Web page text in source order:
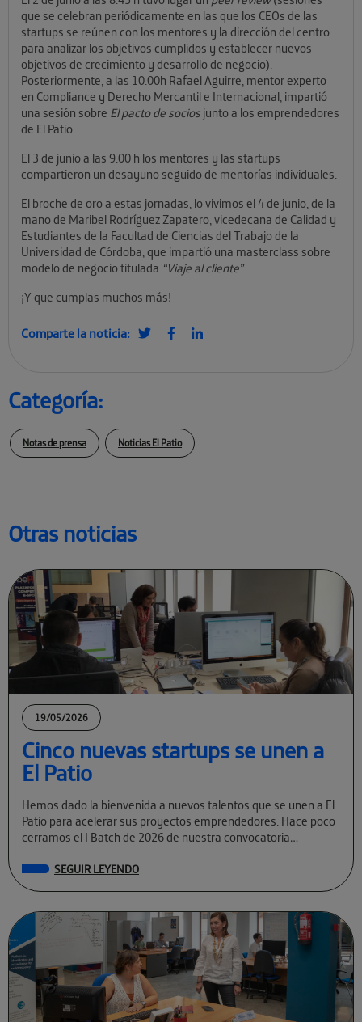
Otras noticias
19/05/2026
Cinco nuevas startups se unen a
El Patio
Hemos dado la bienvenida a nuevos talentos que se unen a El
Patio para acelerar sus proyectos emprendedores. Hace poco
cerramos el I Batch de 2026 de nuestra convocatoria
SEGUIR LEYENDO
que se celebran periódicamente en las que los CEOs de las
startups se reúnen con los mentores y la dirección del centro
para analizar los objetivos cumplidos y establecer nuevos
objetivos de crecimiento y desarrollo de negocio).
Posteriormente, a las 10.00h Rafael Aguirre, mentor experto
en Compliance y Derecho Mercantil e Internacional, impartió
una sesión sobre El pacto de socios junto a los emprendedores
de El Patio.
El 3 de junio a las 9.00 h los mentores y las startups
compartieron un desayuno seguido de mentorías individuales.
El broche de oro a estas jornadas, lo vivimos el 4 de junio, de la
mano de Maribel Rodríguez Zapatero, vicedecana de Calidad y
Estudiantes de la Facultad de Ciencias del Trabajo de la
Universidad de Córdoba, que impartió una masterclass sobre
modelo de negocio titulada “Viaje al cliente”.
¡Y que cumplas muchos más!
Comparte la noticia:
Categoría:
Notas de prensa Noticias El Patio